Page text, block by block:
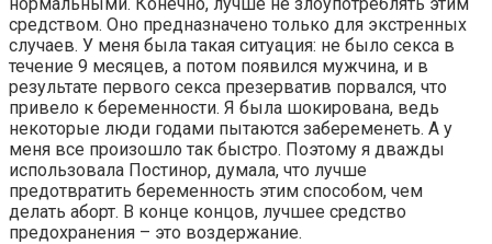
средством. Оно предназначено только для экстренных
случаев. У меня была такая ситуация: не было секса в
течение 9 месяцев, а потом появился мужчина, и в
результате первого секса презерватив порвался, что
привело к беременности. Я была шокирована, ведь
некоторые люди годами пытаются забеременеть. А у
меня все произошло так быстро. Поэтому я дважды
использовала Постинор, думала, что лучше
предотвратить беременность этим способом, чем
делать аборт. В конце концов, лучшее средство
предохранения – это воздержание.